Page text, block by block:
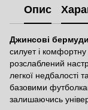
Опис
Джинсові бермуди
силует і
розслаблений
легкої недбалості
базовими
залишаючись